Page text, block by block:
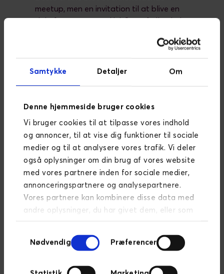
Samtykke Detaljer Om
Denne hjemmeside bruger cookies
Vi bruger cookies til at tilpasse vores indhold
og annoncer, til at vise dig funktioner til sociale
medier og til at analysere vores trafik. Vi deler
også oplysninger om din brug af vores website
med vores partnere inden for sociale medier,
annonceringspartnere og analysepartnere.
Vores partnere kan kombinere disse data med
andre oplysninger, du har givet dem, eller som
Læs mere om persondatapolitik
Nødvendig
Præferencer
meetup, men en invitation til at blive en
Gruppen er ideel for HubSpot-brugere,
marketingfolk, og CRM-specialister, som
lære af andre, der har skabt succesfulde
Det er en unik mulighed for at få løbende
indsigt, inspiration og støtte fra både
eksperter og dedikerede HubSpot-
brugere. På vores meetups vil du kunne
finde løsninger på dine udfordringer,
opdage nye måder at optimere din
HubSpot-brug, og dele dine egne
til vækst og succes